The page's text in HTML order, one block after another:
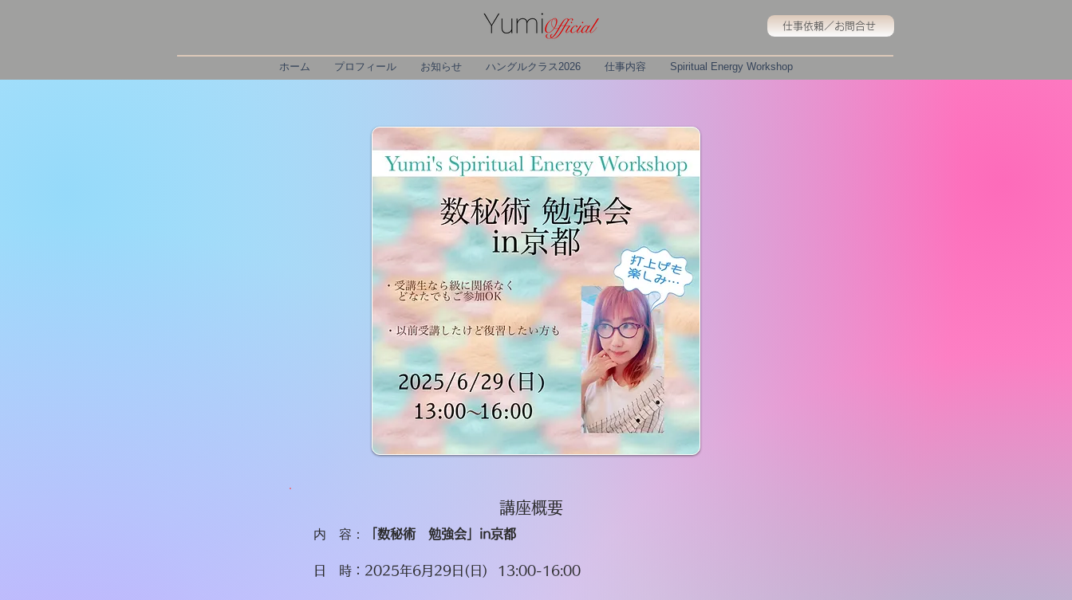
仕事依頼／お問合せ
ホーム プロフィール お知らせ ハングルクラス2026 仕事内容 Spiritual Energy Workshop
講座概要
内 容： 「数秘術 勉強会」in京都
日 時：2025年6月29日(日) 13:00-16:00